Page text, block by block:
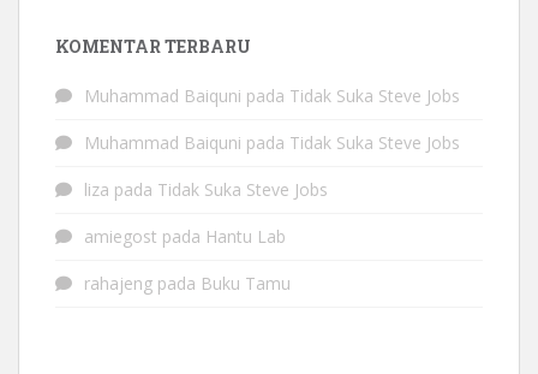
KOMENTAR TERBARU
Muhammad Baiquni pada Tidak Suka Steve Jobs
Muhammad Baiquni pada Tidak Suka Steve Jobs
liza pada Tidak Suka Steve Jobs
amiegost pada Hantu Lab
rahajeng pada Buku Tamu